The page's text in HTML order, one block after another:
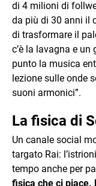
di 4 milioni di
da più di 30 anni il
di trasformare il
c’è la lavagna e
punto la musica
lezione sulle onde
suoni armonici”.
La fisica di
Un canale social
targato Rai:
tempo anche per
fisica che ci piace.